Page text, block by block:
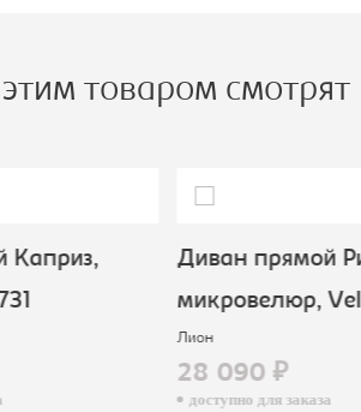
товаром смотрят
Каприз,
Диван прямой
микровелюр,
Лион
28 090 ₽
доступно для заказа